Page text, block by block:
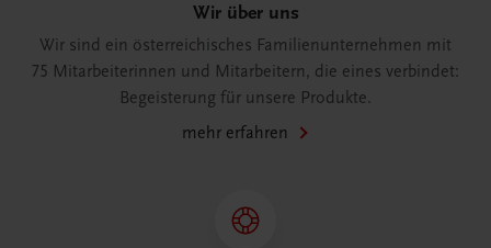
Wir über uns
Wir sind ein österreichisches Familienunternehmen mit
75 Mitarbeiterinnen und Mitarbeitern, die eines verbindet:
Begeisterung für unsere Produkte.
mehr erfahren